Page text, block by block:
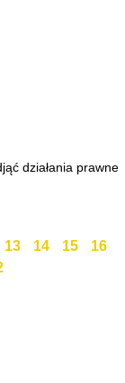
działania prawne
13 14 15
16